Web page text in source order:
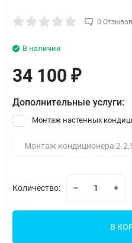
0 Отзывов
В наличии
34 100 ₽
Дополнительные услуги:
Монтаж настенных
Количество:
В